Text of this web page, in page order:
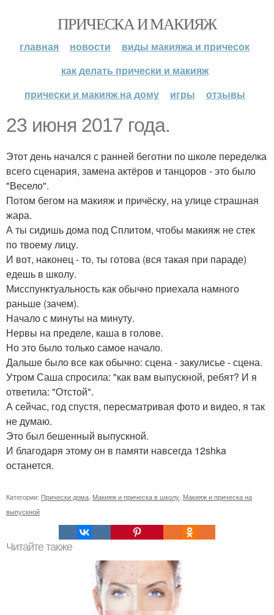
ПРИЧЕСКА И МАКИЯЖ
главная новости
виды макияжа и причесок
как делать прически и макияж
прически и макияж на дому
игры отзывы
23 июня 2017 года.
Этот день начался с ранней беготни по школе переделка
всего сценария, замена актёров и танцоров - это было
"Весело".
Потом бегом на макияж и причёску, на улице страшная
жара.
А ты сидишь дома под Сплитом, чтобы макияж не стек
по твоему лицу.
И вот, наконец - то, ты готова (вся такая при параде)
едешь в школу.
Мисспунктуальность как обычно приехала намного
раньше (зачем).
Начало с минуты на минуту.
Нервы на пределе, каша в голове.
Но это было только самое начало.
Дальше было все как обычно: сцена - закулисье - сцена.
Утром Саша спросила: "как вам выпускной, ребят? И я
ответила: "Отстой".
А сейчас, год спустя, пересматривая фото и видео, я так
не думаю.
Это был бешенный выпускной.
И благодаря этому он в памяти навсегда 12shka
останется.
Категории: Прически дома Макияж и прическа в школу Макияж и прическа на
выпускной
Читайте также